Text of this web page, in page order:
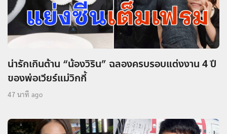
น่ารักเกินต้าน “น้องวิริน” ฉลองครบรอบแต่งงาน 4 ปี
ของพ่อเวียร์แม่วิกกี้
47 นาที ago